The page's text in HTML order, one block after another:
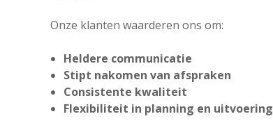
Onze klanten waarderen ons om:
Heldere communicatie
Stipt nakomen van afspraken
Consistente kwaliteit
Flexibiliteit in planning en uitvoering